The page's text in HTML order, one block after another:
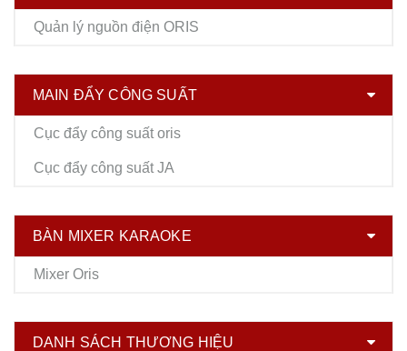
Quản lý nguồn điện ORIS
MAIN ĐẨY CÔNG SUẤT
Cục đẩy công suất oris
Cục đẩy công suất JA
BÀN MIXER KARAOKE
Mixer Oris
DANH SÁCH THƯƠNG HIỆU